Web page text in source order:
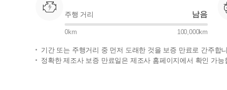
주행 거리 남음
0km 100,000km
기간 또는 주행거리 중 먼저 도래한 것을 보증 만료로 간주합
정확한 제조사 보증 만료일은 제조사 홈페이지에서 확인 가능